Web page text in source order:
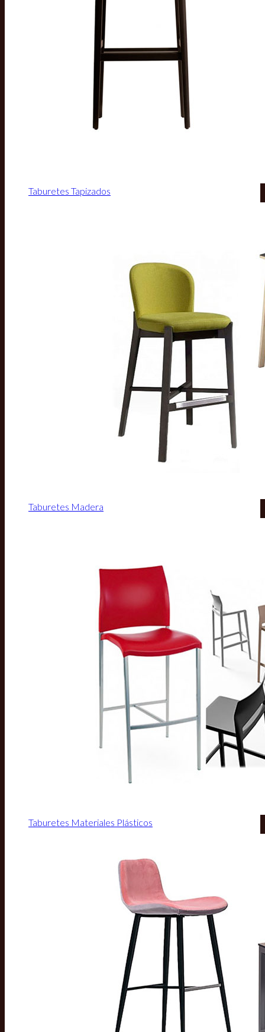
Taburetes Tapizados
Taburetes Madera
Taburetes Materiales Plásticos